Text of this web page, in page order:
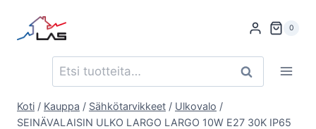
sisältöön
0
Etsi: Haku
Koti / Kauppa / Sähkötarvikkeet / Ulkovalo /
SEINÄVALAISIN ULKO LARGO LARGO 10W E27 30K IP65